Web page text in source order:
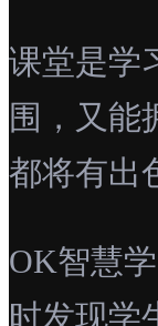
课堂是学
围，又能
都将有出
OK智慧
时发现学